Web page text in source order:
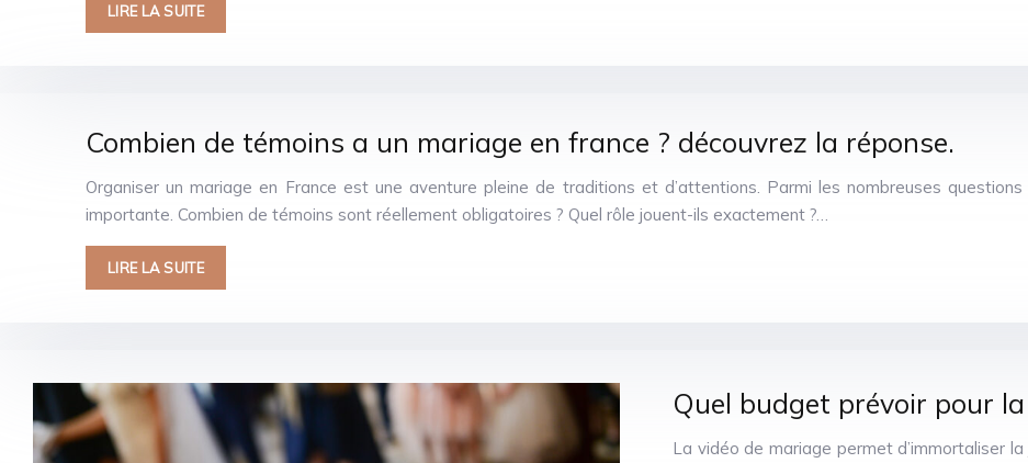
LIRE LA SUITE
Combien de témoins a un mariage en france ? découvrez la réponse.
Organiser un mariage en France est une aventure pleine de traditions et d’attentions. Parmi les nombreuses
importante. Combien de témoins sont réellement obligatoires ? Quel rôle jouent-ils exactement ?…
LIRE LA SUITE
Quel budget prévoir pour
La vidéo de mariage permet d’immortaliser